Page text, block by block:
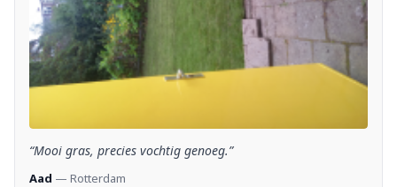
“Mooi gras, precies vochtig genoeg.”
Aad — Rotterdam